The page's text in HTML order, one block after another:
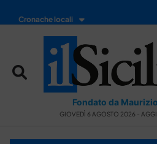
Cronache locali
Fondato da
GIOVEDÌ 6 AGOSTO 2026 -